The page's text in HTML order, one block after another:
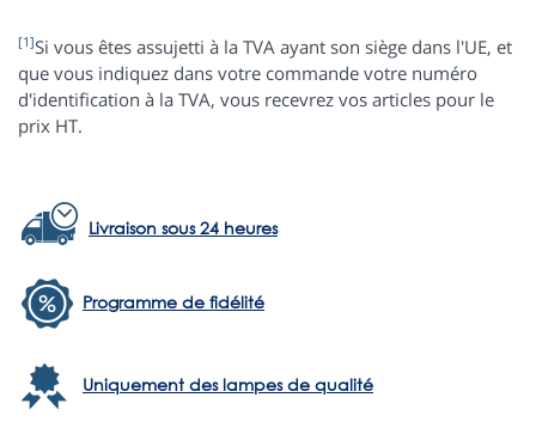
[1]Si vous êtes assujetti à la TVA ayant son siège dans l'UE, et
que vous indiquez dans votre commande votre numéro
d'identification à la TVA, vous recevrez vos articles pour le
prix HT.
Livraison sous 24 heures
Programme de fidélité
Uniquement des lampes de qualité